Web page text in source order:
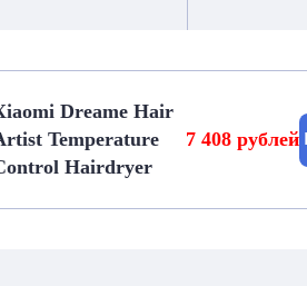
Dreame Hair
Temperature
Hairdryer
7 408 рублей